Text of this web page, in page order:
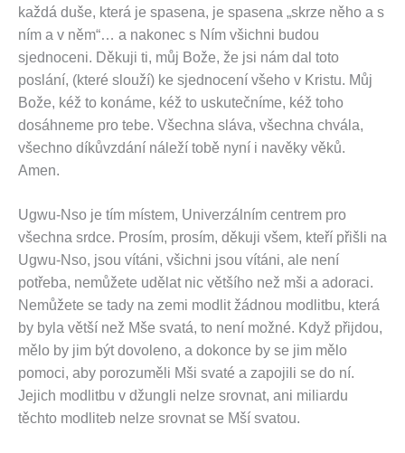
každá duše, která je spasena, je spasena „skrze něho a s
ním a v něm“… a nakonec s Ním všichni budou
sjednoceni. Děkuji ti, můj Bože, že jsi nám dal toto
poslání, (které slouží) ke sjednocení všeho v Kristu. Můj
Bože, kéž to konáme, kéž to uskutečníme, kéž toho
dosáhneme pro tebe. Všechna sláva, všechna chvála,
všechno díkůvzdání náleží tobě nyní i navěky věků.
Amen.
Ugwu-Nso je tím místem, Univerzálním centrem pro
všechna srdce. Prosím, prosím, děkuji všem, kteří přišli na
Ugwu-Nso, jsou vítáni, všichni jsou vítáni, ale není
potřeba, nemůžete udělat nic většího než mši a adoraci.
Nemůžete se tady na zemi modlit žádnou modlitbu, která
by byla větší než Mše svatá, to není možné. Když přijdou,
mělo by jim být dovoleno, a dokonce by se jim mělo
pomoci, aby porozuměli Mši svaté a zapojili se do ní.
Jejich modlitbu v džungli nelze srovnat, ani miliardu
těchto modliteb nelze srovnat se Mší svatou.